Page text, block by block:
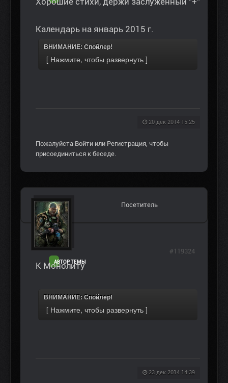
Календарь на январь 2015 г.
ВНИМАНИЕ: Спойлер!
20 дек 2014 15:25
Пожалуйста Войти или Регистрация , чтобы
присоединиться к беседе.
АВТОР ТЕМЫ
Посетитель
К Монолиту
ВНИМАНИЕ: Спойлер!
23 дек 2014 14:39
#119324